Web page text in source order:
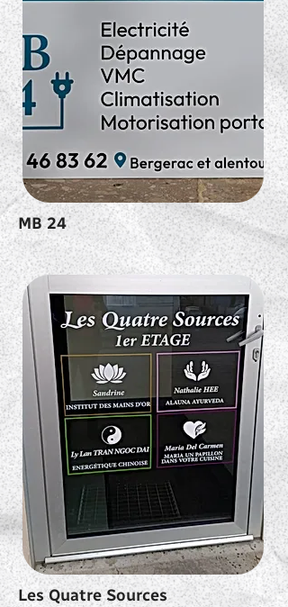
MB 24
Les Quatre Sources